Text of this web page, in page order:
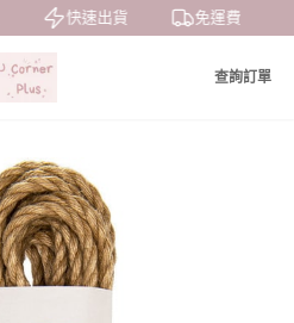
快速出貨 免運費
查詢訂單